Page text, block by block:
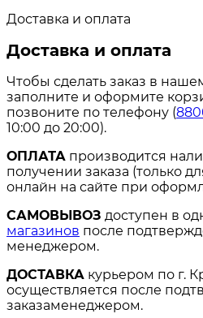
Доставка и оплата
Доставка и оплата
Чтобы сделать заказ в
заполните и оформите
позвоните по телефону (
10:00 до 20:00).
ОПЛАТА производится
получении заказа (только
онлайн на сайте при
САМОВЫВОЗ доступен в
магазинов после
менеджером.
ДОСТАВКА курьером по г.
осуществляется после
заказаменеджером.